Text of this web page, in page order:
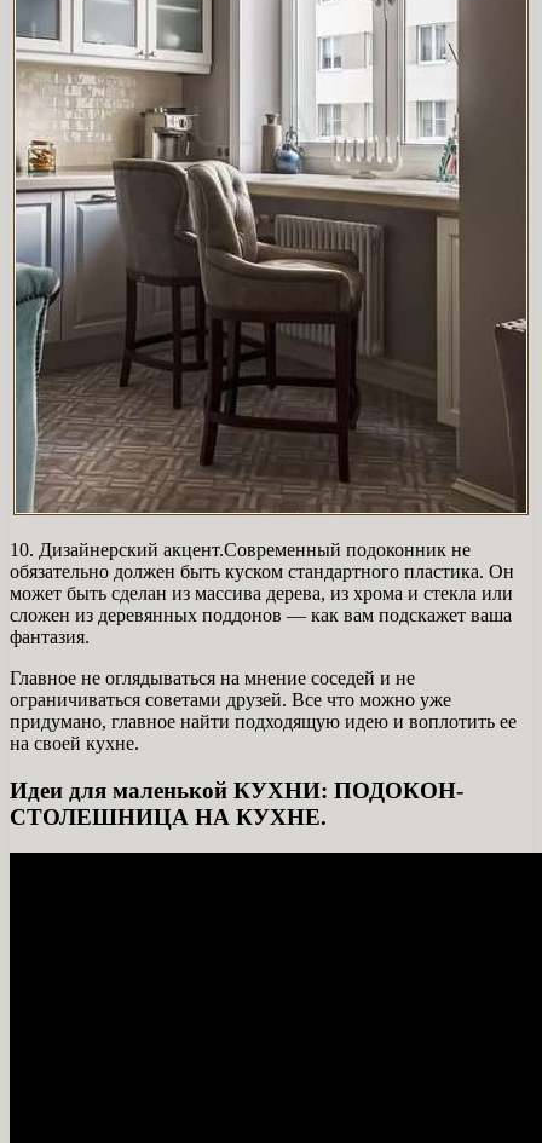
10. Дизайнерский акцент.Современный подоконник не
обязательно должен быть куском стандартного пластика. Он
может быть сделан из массива дерева, из хрома и стекла или
сложен из деревянных поддонов — как вам подскажет ваша
фантазия.
Главное не оглядываться на мнение соседей и не
ограничиваться советами друзей. Все что можно уже
придумано, главное найти подходящую идею и воплотить ее
на своей кухне.
Идеи для маленькой КУХНИ: ПОДОКОН-
СТОЛЕШНИЦА НА КУХНЕ.